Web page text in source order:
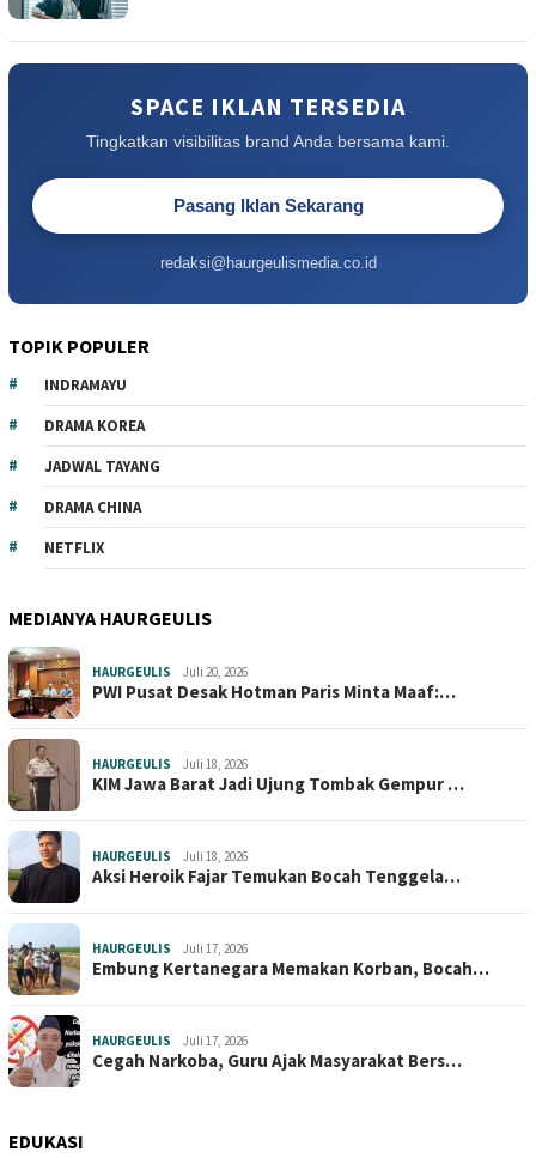
SPACE IKLAN TERSEDIA
Tingkatkan visibilitas brand Anda bersama kami.
Pasang Iklan Sekarang
redaksi@haurgeulismedia.co.id
TOPIK POPULER
INDRAMAYU
DRAMA KOREA
JADWAL TAYANG
DRAMA CHINA
NETFLIX
MEDIANYA HAURGEULIS
HAURGEULIS Juli 20, 2026
PWI Pusat Desak Hotman Paris Minta Maaf:…
HAURGEULIS Juli 18, 2026
KIM Jawa Barat Jadi Ujung Tombak Gempur …
HAURGEULIS Juli 18, 2026
Aksi Heroik Fajar Temukan Bocah Tenggela…
HAURGEULIS Juli 17, 2026
Embung Kertanegara Memakan Korban, Bocah…
HAURGEULIS Juli 17, 2026
Cegah Narkoba, Guru Ajak Masyarakat Bers…
EDUKASI